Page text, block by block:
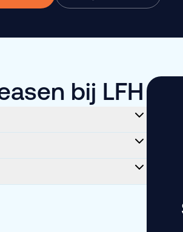
bij LFH